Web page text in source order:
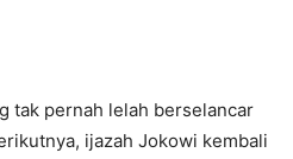
tak pernah lelah berselancar
ijazah Jokowi kembali